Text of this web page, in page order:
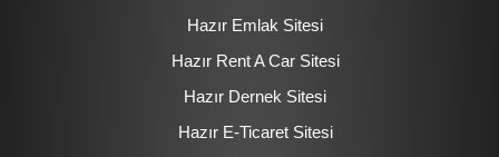
Hazır Emlak Sitesi
Hazır Rent A Car Sitesi
Hazır Dernek Sitesi
Hazır E-Ticaret Sitesi